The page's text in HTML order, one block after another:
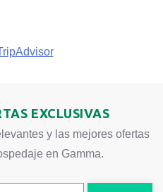
Opens in a new tab.
EXCLUSIVAS
y las mejores ofertas
en Gamma.